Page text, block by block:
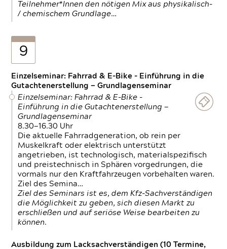
Teilnehmer*Innen den nötigen Mix aus physikalisch-
/ chemischem Grundlage…
9
Einzelseminar: Fahrrad & E-Bike - Einführung in die
Gutachtenerstellung — Grundlagenseminar
Einzelseminar: Fahrrad & E-Bike -
Einführung in die Gutachtenerstellung —
Grundlagenseminar
8.30—16.30 Uhr
Die aktuelle Fahrradgeneration, ob rein per
Muskelkraft oder elektrisch unterstützt
angetrieben, ist technologisch, materialspezifisch
und preistechnisch in Sphären vorgedrungen, die
vormals nur den Kraftfahrzeugen vorbehalten waren.
Ziel des Semina…
Ziel des Seminars ist es, dem Kfz-Sachverständigen
die Möglichkeit zu geben, sich diesen Markt zu
erschließen und auf seriöse Weise bearbeiten zu
können.
Ausbildung zum Lacksachverständigen (10 Termine,